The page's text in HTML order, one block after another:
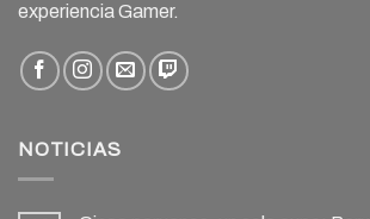
experiencia Gamer.
NOTICIAS